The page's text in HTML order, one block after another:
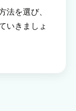
法を選び、
いきましょ